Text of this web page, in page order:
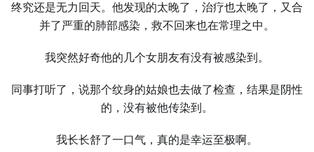
终究还是无力回天。他发现的太晚了，治疗也太晚了，又合
并了严重的肺部感染，救不回来也在常理之中。
我突然好奇他的几个女朋友有没有被感染到。
同事打听了，说那个纹身的姑娘也去做了检查，结果是阴性
的，没有被他传染到。
我长长舒了一口气，真的是幸运至极啊。